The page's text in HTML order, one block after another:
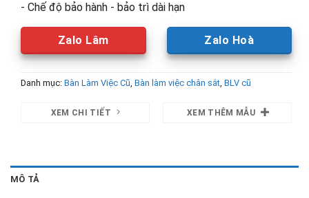
- Chế độ bảo hành - bảo trì dài hạn
Zalo Lâm Zalo Hoà
Danh mục: Bàn Làm Việc Cũ, Bàn làm việc chân sắt, BLV cũ
XEM CHI TIẾT XEM THÊM MẪU
MÔ TẢ